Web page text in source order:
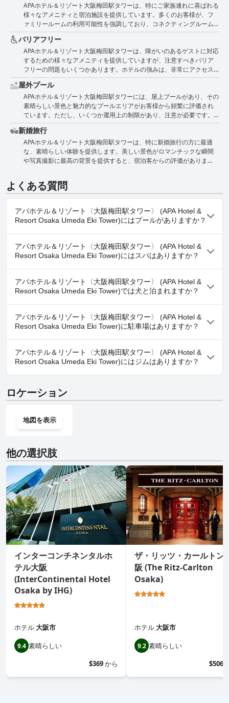
おり、手入れの行き届いた広々としたレイアウトでリラックス体験を
向上させます。宿泊客は、温水プールと加熱プールの両方の印象的な
品質に注目しています。 プール利用の期間が限られていることや追加
料金については、残念に思う人もいますが、全体的な意見としては、
アメニティと施設が非常に充実しており、滞在を大幅に向上させ、大
阪でリラックスと贅沢を求める人にとって好ましい選択肢となってい
ます。
近いことから、アクセスは非常に便利です。
APAホテル＆リゾート大阪梅田駅タワーは、特にご家族連れに喜ばれる
様々なアメニティと宿泊施設を提供しています。多くのお客様が、フ
ァミリールームの利用可能性を強調しており、コネクティングルーム
やダブルベッド2台付きの部屋など、さまざまなサイズと構成がありま
す。これらのオプションは、プライバシーと交流の両方を容易にし、
一緒に旅行する家族に人気があります。ホテルでは、子供用の独立し
たバスルームを提供しており、利便性を高め、朝の混雑の悩みを軽減
します。 家族向けの環境は、子供たちが特に楽しめる温泉などのアメ
ニティを備えた客室以外にも広がっています。ホテルのサービスも高
く評価されており、コンシェルジュが家族向けの支援を提供し、あら
ゆる年齢層のお客様に快適な滞在を保証します。利便性は、家族が食
料品やその他の必需品を簡単に購入できる近くのガソリンスタンドと
コンビニエンスストアによってさらに高められています。 一部のレビ
ューでは、特に大家族や荷物の多い家族のために、スペースの制限に
ついて言及されていますが、全体的な感情は肯定的です。ホテルは、
その魅力的な雰囲気と実用的なセットアップで素晴らしい価値を提供
し、大阪を探索したい家族にとって素晴らしい選択肢となっていま
す。ただし、スペースが主な関心事である場合は、より大きなファミ
リゾート大阪梅田駅タワーは、居心地の良い便利な滞在を求める家族
にとって、最高の選択肢として際立っています。
バリアフリー
APAホテル＆リゾート大阪梅田駅タワーは、障がいのあるゲストに対応
するための様々なアメニティを提供していますが、注意すべきバリア
フリーの問題もいくつかあります。ホテルの強みは、非常にアクセス
しやすい中心部に位置し、徒歩数分で近くの駅に到着できることで
す。コンビニエンスストア、自動販売機、電子レンジ、敷地内のスパ
など、多くのアメニティが手軽に利用できます。また、アクセス可能
なランドリーサービスや、近くの様々な交通手段も高く評価されてい
ます。 しかし、セルフチェックインのプロセスは時間がかかり、チェ
ックイン機が故障することがあり、エレベーターはしばしば混雑して
いて遅いです。ホテルの一部のエリアは車椅子でアクセスできず、ス
ロープが規制基準を満たしていない場合があります。バスルームの高
い段差や部屋の狭さは、移動に困難がある人にとって問題点として指
摘されました。これらの欠点にもかかわらず、ホテルはアクセス可能
貴重であると感じています。活気のあるナイトライフや、ジムやユニ
バーサル充電ポートなど、多くの施設が、このホテルでの滞在の利便
性と楽しさを高めています。
屋外プール
APAホテル＆リゾート大阪梅田駅タワーには、屋上プールがあり、その
素晴らしい景色と魅力的なプールエリアがお客様から頻繁に評価され
ています。ただし、いくつか運用上の制限があり、注意が必要です。
プールは夏季限定で、7月から9月のみオープンしており、追加料金が
必要となる場合が多く、そのため、この期間外に利用しようとした
り、追加料金なしで利用しようとしたりしたお客様の中には、失望し
た方もいます。 利用できる期間は限られていますが、屋上プールエリ
アには素敵なラウンジスペースと、素晴らしい街並みの景色を望むプ
には、露天風呂付きの温泉、大浴場、通常のお風呂など、さまざまな
入浴施設も用意されており、総合的なウェルネスを提供しています。
宿泊客は、ホテル内にこのような施設やコンビニエンスストアがある
ことの利便性を高く評価しています。夏季に訪れる方にとって、屋上
プールは大きな魅力となりますが、利用を検討されている方は、利用
可能時期と追加料金について事前に計画を立てる必要があります。
新婚旅行
APAホテル＆リゾート大阪梅田駅タワーは、特に新婚旅行の方に最適
な、素晴らしい体験を提供します。美しい景色がロマンチックな瞬間
や写真撮影に最高の背景を提供すると、宿泊客からの評価がありま
で知られています。客室は素敵でロマンチックと評されており、特別
な日を祝う人々の全体的な体験を向上させます。具体的な新婚旅行パ
ッケージやアメニティの詳細はレビューでは詳しく述べられていませ
んが、ロマンチックな休暇を求めているカップルにとって優れた選択
肢であるというのが一般的な意見です。
よくある質問
アパホテル＆リゾート〈大阪梅田駅タワー〉 (APA Hotel &
Resort Osaka Umeda Eki Tower)にはプールがありますか？
はい、アパホテル＆リゾート〈大阪梅田駅タワー〉 (APA Hotel &
Resort Osaka Umeda Eki Tower)には、以下のカテゴリーの１つ以
上に属するプールがあります： 屋外プール
アパホテル＆リゾート〈大阪梅田駅タワー〉 (APA Hotel &
Resort Osaka Umeda Eki Tower)にはスパはありますか？
いいえ、アパホテル＆リゾート〈大阪梅田駅タワー〉 (APA Hotel
& Resort Osaka Umeda Eki Tower)ではスパはご利用いただけませ
アパホテル＆リゾート〈大阪梅田駅タワー〉 (APA Hotel &
Resort Osaka Umeda Eki Tower)では犬と泊まれますか？
いいえ、アパホテル＆リゾート〈大阪梅田駅タワー〉 (APA Hotel
& Resort Osaka Umeda Eki Tower)では犬と泊まることはできませ
アパホテル＆リゾート〈大阪梅田駅タワー〉 (APA Hotel &
Resort Osaka Umeda Eki Tower)に駐車場はありますか？
はい、アパホテル＆リゾート〈大阪梅田駅タワー〉 (APA Hotel &
Resort Osaka Umeda Eki Tower)では駐車場をご利用いただけま
アパホテル＆リゾート〈大阪梅田駅タワー〉 (APA Hotel &
Resort Osaka Umeda Eki Tower)にはジムはありますか？
Resort Osaka Umeda Eki Tower)にはジムがあります。
ロケーション
地図を表示
他の選択肢
インターコンチネンタルホ
テル大阪
(InterContinental Hotel
Osaka by IHG)
ホテル大阪市
9.4 素晴らしい
$369から
ザ・リッツ・カールトン
阪 (The Ritz-Carlton
Osaka)
ホテル大阪市
9.2 素晴らしい
$506